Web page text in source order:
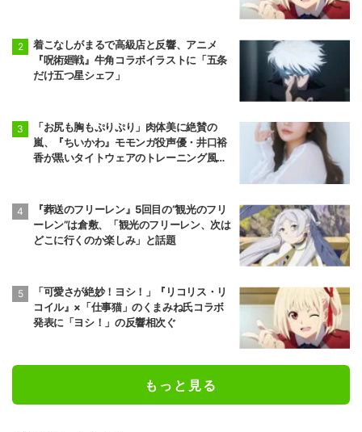
着こなしがまるで高級店と反響、アニメ
『呪術廻戦』牛角コラボイラストに「五条
だけ五つ星シェフ」
「お尻も胸もぷりぷり」肉体美に絶賛の
嵐、『ちいかわ』モモンガ役声優・井口裕
香が黒いタイトウェアのトレーニング風景
『葬送のフリーレン』5回目の“観光のフリ
ーレン”は倉敷、「観光のフリーレン、次は
どこに行くのか楽しみ」と話題
「可愛さが絶妙！ヨシ！」『リコリス・リ
コイル』×「仕事猫」のくまみね氏コラボ
発表に「ヨシ！」の反響相次ぐ
もっと見る